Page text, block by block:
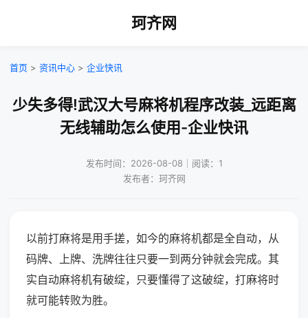
珂齐网
首页 > 资讯中心 > 企业快讯
少失多得!武汉大号麻将机程序改装_远距离
无线辅助怎么使用-企业快讯
发布时间：2026-08-08｜阅读：1
发布者：珂齐网
以前打麻将是用手搓，如今的麻将机都是全自动，从
码牌、上牌、洗牌往往只要一到两分钟就会完成。其
实自动麻将机有破绽，只要懂得了这破绽，打麻将时
就可能转败为胜。